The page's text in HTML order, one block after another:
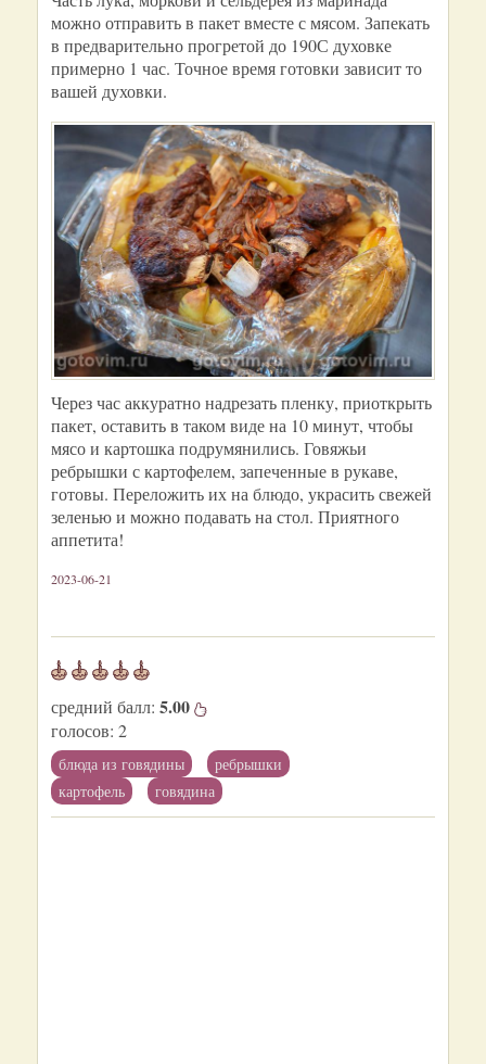
можно отправить в пакет вместе с мясом. Запекать
в предварительно прогретой до 190С духовке
примерно 1 час. Точное время готовки зависит то
вашей духовки.
Через час аккуратно надрезать пленку, приоткрыть
пакет, оставить в таком виде на 10 минут, чтобы
мясо и картошка подрумянились. Говяжьи
ребрышки с картофелем, запеченные в рукаве,
готовы. Переложить их на блюдо, украсить свежей
зеленью и можно подавать на стол. Приятного
аппетита!
2023-06-21
средний балл: 5.00
голосов: 2
блюда из говядины
ребрышки
картофель
говядина